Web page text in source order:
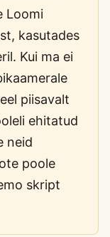
Loomi
kasutades
Kui ma ei
piisavalt
ehitatud
neid
poole
skript